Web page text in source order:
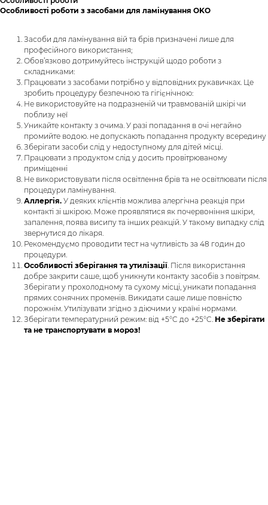
Особливості роботи з засобами для ламінування OKO
Засоби для ламінування вій та брів призначені лише для
професійного використання;
Обов’язково дотримуйтесь інструкцій щодо роботи з
складниками:
Працювати з засобами потрібно у відповідних рукавичках. Це
зробить процедуру безпечною та гігієнічною:
Не використовуйте на подразненій чи травмованій шкірі чи
поблизу неї
Уникайте контакту з очима. У разі попадання в очі негайно
промийте водою. не допускають попадання продукту всередину
Зберігати засоби слід у недоступному для дітей місці.
Працювати з продуктом слід у досить провітрюваному
приміщенні
Не використовувати після освітлення брів та не освітлювати після
процедури ламінування.
Аллергія. У деяких клієнтів можлива алергічна реакція при
контакті зі шкірою. Може проявлятися як почервоніння шкіри,
запалення, поява висипу та інших реакцій. У такому випадку слід
звернутися до лікаря.
Рекомендуємо проводити тест на чутливість за 48 годин до
процедури.
Особливості зберігання та утилізації. Після використання
добре закрити саше, щоб уникнути контакту засобів з повітрям.
Зберігати у прохолодному та сухому місці, уникати попадання
прямих сонячних променів. Викидати саше лише повністю
порожнім. Утилізувати згідно з діючими у країні нормами.
Зберігати температурний режим: від +5°C до +25°C. Не зберігати
та не транспортувати в мороз!